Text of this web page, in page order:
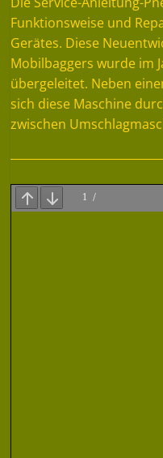
Funktionsweise und
Gerätes. Diese
Mobilbaggers wurde im
übergeleitet. Neben
sich diese Maschine
zwischen